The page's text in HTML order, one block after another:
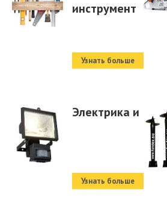
инструмент
Узнать больше
Электрика и свет
Узнать больше